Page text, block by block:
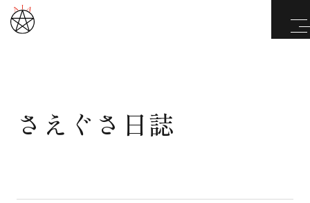
武道と医道
さえぐさ日誌